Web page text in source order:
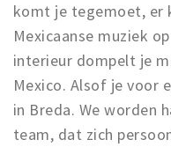
komt je tegemoet, er
Mexicaanse muziek
interieur dompelt je
Mexico. Alsof je voor
in Breda. We worden
team, dat zich